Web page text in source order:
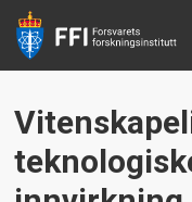
Hopp til hovedinnhold